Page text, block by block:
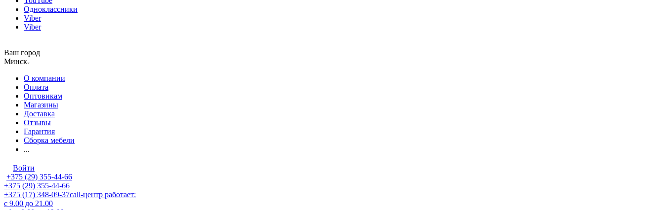
Одноклассники
Viber
Viber
Ваш город
Минск
О компании
Оплата
Оптовикам
Магазины
Доставка
Отзывы
Гарантия
Сборка мебели
...
Войти
+375 (29) 355-44-66
+375 (29) 355-44-66
+375 (17) 348-09-37call-центр работает:
с 9.00 до 21.00